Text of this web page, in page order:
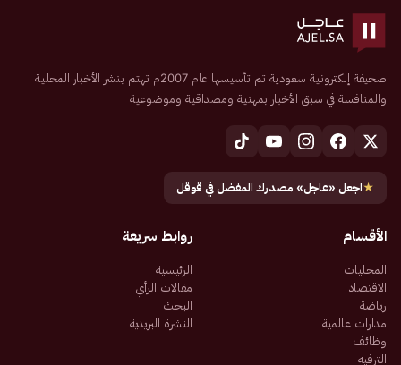
صحيفة إلكترونية سعودية تم تأسيسها عام 2007م تهتم بنشر الأخبار المحلية
والمنافسة في سبق الأخبار بمهنية ومصداقية وموضوعية
★اجعل «عاجل» مصدرك المفضل في قوقل
الأقسام
المحليات
الاقتصاد
رياضة
مدارات عالمية
وظائف
الترفيه
روابط سريعة
الرئيسية
مقالات الرأي
البحث
النشرة البريدية